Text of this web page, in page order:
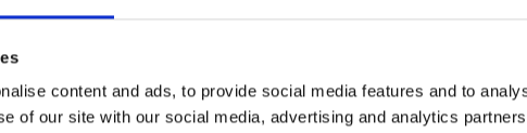
content and ads, to provide social media features and to
of our site with our social media, advertising and analytics